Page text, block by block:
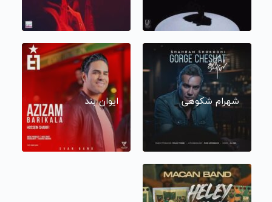
شهرام شکوهی ایوان بند